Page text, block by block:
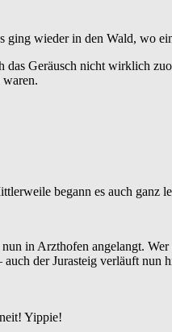
ging wieder in den Wald, wo
Geräusch nicht wirklich
begann es auch ganz
in Arzthofen angelangt.
der Jurasteig verläuft
Yippie!